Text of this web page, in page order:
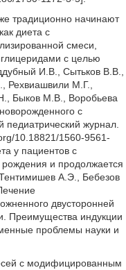
традиционно начинают
диета с
смеси,
с целью
И.В., Сытьков В.В.,
М.Г.,
Быков М.В., Воробьева
с
журнал.
10.18821/1560-9561-
у пациентов с
рождения и продолжается
А.Э., Бебезов
двусторонней
Преимущества индукции
проблемы науки и
с модифицированным